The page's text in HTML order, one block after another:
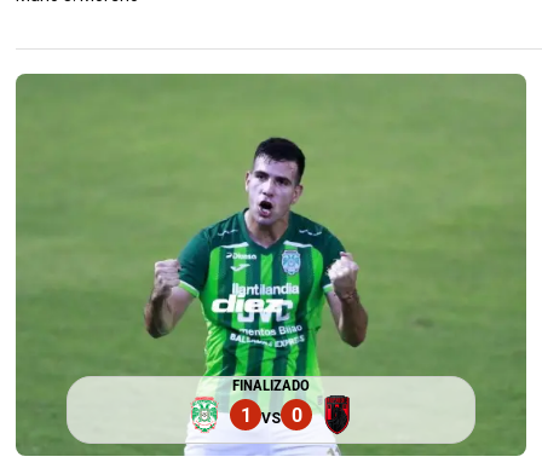
FINALIZADO
1 VS 0